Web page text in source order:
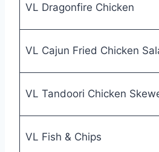
VL Dragonfire Chicken
VL Cajun Fried Chicken
VL Tandoori Chicken
VL Fish & Chips